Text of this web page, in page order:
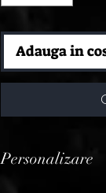
Adauga in
Personalizare